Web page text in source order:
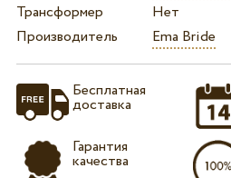
Трансформер
Нет
Производитель
Ema Bride
Бесплатная
доставка
Гарантия
качества